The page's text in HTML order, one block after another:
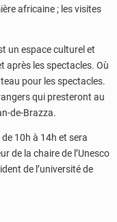
africaine ; les visites
un espace culturel et
après les spectacles. Où
pour les spectacles.
qui presteront au
de-Brazza.
10h à 14h et sera
de la chaire de l’Unesco
de l’université de